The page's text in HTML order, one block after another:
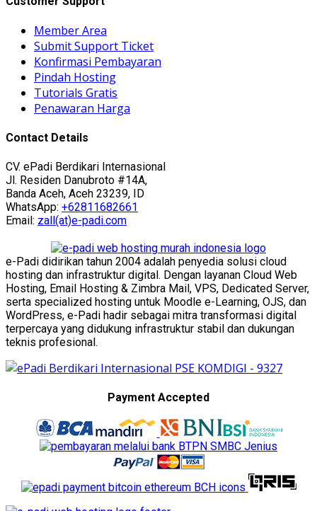
Member Area
Submit Support Ticket
Konfirmasi Pembayaran
Pindah Hosting
Tutorials Gratis
Penawaran Harga
Contact Details
CV. ePadi Berdikari Internasional
Jl. Residen Danubroto #14A,
Banda Aceh, Aceh 23239, ID
WhatsApp: +62811682661
Email: zall(at)e-padi.com
e-Padi didirikan tahun 2004 adalah penyedia solusi cloud
hosting dan infrastruktur digital. Dengan layanan Cloud Web
Hosting, Email Hosting & Zimbra Mail, VPS, Dedicated Server,
serta specialized hosting untuk Moodle e-Learning, OJS, dan
WordPress, e-Padi hadir sebagai mitra transformasi digital
terpercaya yang didukung infrastruktur stabil dan dukungan
teknis profesional.
Payment Accepted